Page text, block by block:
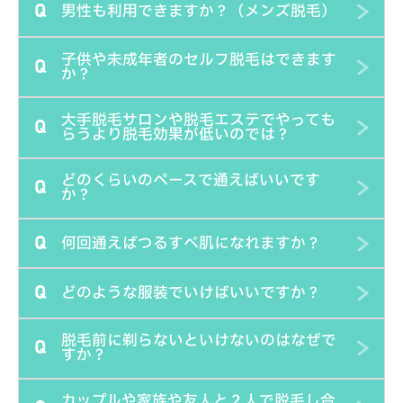
す。途中でわからないことがあれば、いつでもスタッフを
ます。
手の届かない背中は別途1,100円でスタッフがお手伝いい
い。友達同士やパートナーと2人で入室して背中を施術し
てもらうこともできます。
Q 男性も利用できますか？（メンズ脱毛）
当店は男性も女性も料金変わらずご利用可能です。男性も
美を追究する時代なので、男性もぜひご利用ください。
Q 子供や未成年者のセルフ脱毛はできます
か？
小学生～中学生のお子様は親御様もしくは親権者様が同室
のうえ施術されるのであれば可能です。当店の脱毛機には
お子様のデリケートな肌でも安全に使用できるチャイルド
モードがありますので、そちらを設定します。高校生以上
ただき、親御様もしくは親権者様の記入捺印をもらってご
Q 大手脱毛サロンや脱毛エステでやっても
らうより脱毛効果が低いのでは？
脱毛の施術は実は資格も必要ないほど、カンタンです。当
店では大手脱毛サロンやクリニックで多数導入されている
最新の高性能業務用脱毛機を導入しています。マシンの性
能が同じで有れば、他人に施術してもらっても、自分で施
術しても効果は変わりません。事実エステティシャンは自
分で脱毛されている場合が多いです。大手脱毛サロンや従
来の脱毛エステでは回転率を重視して適当な施術をされて
しまうことも少なくありません。むしろ自分でやるほうが
Q どのくらいのペースで通えばいいです
か？
目標とする脱毛完了までの期間によります。当店の脱毛マ
すべ肌を目指すなら週に1回施術可能です。肌に不安があ
り、あまり負担をかけたくない方には2週間から1ヶ月に1
回の施術をオススメします。2ヶ月以上間隔をあけるのは
せっかくの効果が薄くなってしまう可能性もあるので、あ
まりオススメできません。
Q 何回通えばつるすべ肌になれますか？
部位による違いと個人差もありますが、目安としては3回
が実感できて、6回程度でお手入れが楽になり、12回程度
で満足いただける状態になることが多いです。自己処理を
Q どのような服装でいけばいいですか？
セルフ脱毛では通常服を汚してしまうことは無いのでお出
かけ服でご来店されても大丈夫です。ですがうっかりジェ
Q 脱毛前に剃らないといけないのはなぜで
すか？